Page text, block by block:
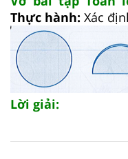
Thực hành: Xác
Lời giải: